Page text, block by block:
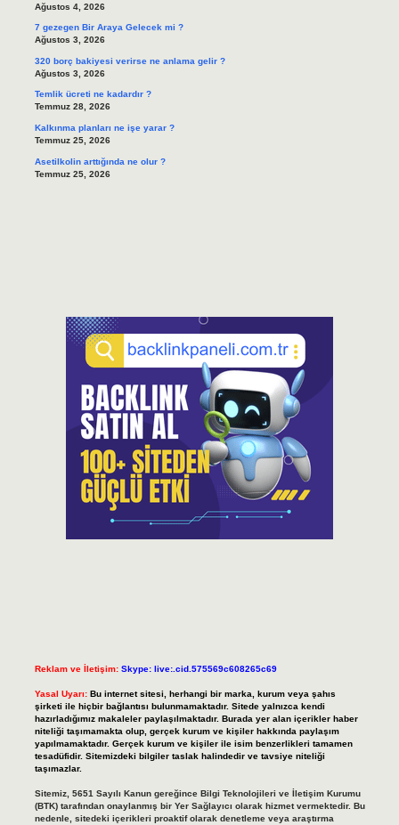
Ağustos 4, 2026
7 gezegen Bir Araya Gelecek mi ?
Ağustos 3, 2026
320 borç bakiyesi verirse ne anlama gelir ?
Ağustos 3, 2026
Temlik ücreti ne kadardır ?
Temmuz 28, 2026
Kalkınma planları ne işe yarar ?
Temmuz 25, 2026
Asetilkolin arttığında ne olur ?
Temmuz 25, 2026
Reklam ve İletişim: Skype: live:.cid.575569c608265c69
Yasal Uyarı: Bu internet sitesi, herhangi bir marka, kurum veya şahıs
şirketi ile hiçbir bağlantısı bulunmamaktadır. Sitede yalnızca kendi
hazırladığımız makaleler paylaşılmaktadır. Burada yer alan içerikler haber
niteliği taşımamakta olup, gerçek kurum ve kişiler hakkında paylaşım
yapılmamaktadır. Gerçek kurum ve kişiler ile isim benzerlikleri tamamen
tesadüfidir. Sitemizdeki bilgiler taslak halindedir ve tavsiye niteliği
taşımazlar.
Sitemiz, 5651 Sayılı Kanun gereğince Bilgi Teknolojileri ve İletişim Kurumu
(BTK) tarafından onaylanmış bir Yer Sağlayıcı olarak hizmet vermektedir. Bu
nedenle, sitedeki içerikleri proaktif olarak denetleme veya araştırma